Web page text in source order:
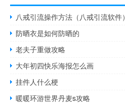
八戒引流操作方法（八戒引流软件）
防晒衣是如何防晒的
老夫子重做攻略
大年初四快乐海报怎么画
挂件人什么梗
暖暖环游世界丹麦s攻略